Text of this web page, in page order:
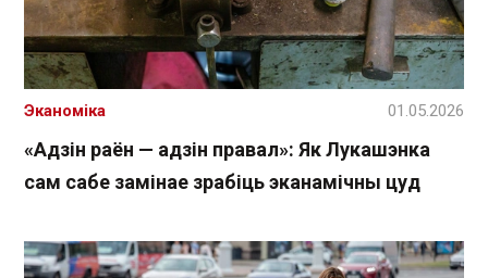
«Адзін раён — адзін правал»: Як Лукашэнка
сам сабе замінае зрабіць эканамічны цуд
Эканоміка 01.05.2026